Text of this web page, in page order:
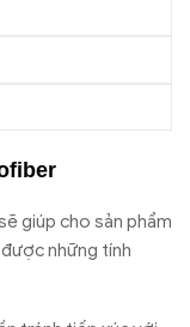
giúp cho sản phẩm
những tính